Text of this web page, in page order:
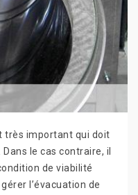
très important qui doit
le cas contraire, il
de viabilité
l’évacuation de